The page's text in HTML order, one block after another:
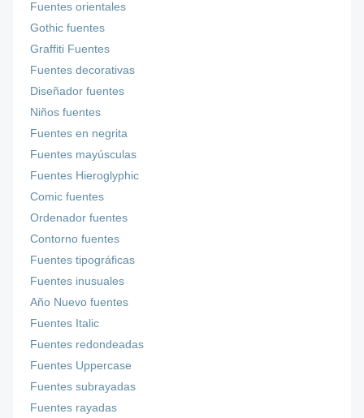
Fuentes orientales
Gothic fuentes
Graffiti Fuentes
Fuentes decorativas
Diseñador fuentes
Niños fuentes
Fuentes en negrita
Fuentes mayúsculas
Fuentes Hieroglyphic
Comic fuentes
Ordenador fuentes
Contorno fuentes
Fuentes tipográficas
Fuentes inusuales
Año Nuevo fuentes
Fuentes Italic
Fuentes redondeadas
Fuentes Uppercase
Fuentes subrayadas
Fuentes rayadas